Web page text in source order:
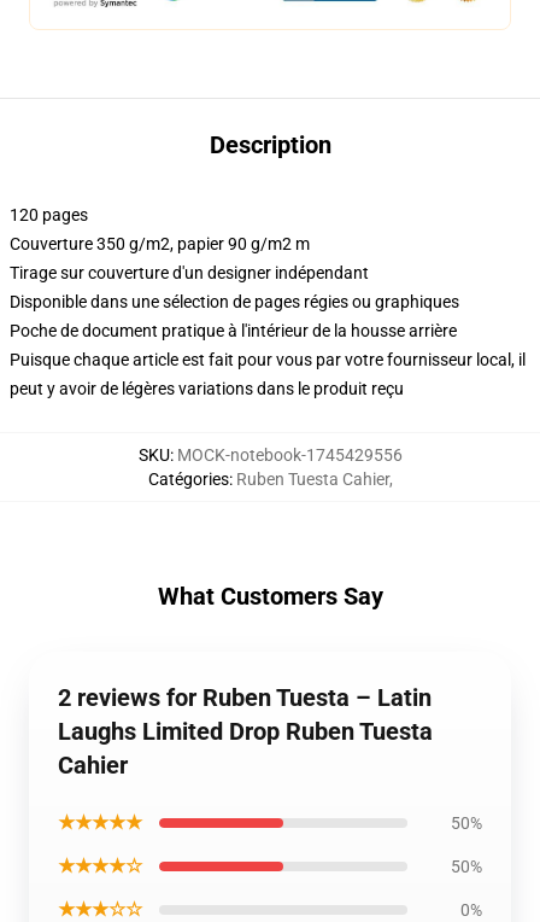
Description
120 pages
Couverture 350 g/m2, papier 90 g/m2 m
Tirage sur couverture d'un designer indépendant
Disponible dans une sélection de pages régies ou graphiques
Poche de document pratique à l'intérieur de la housse arrière
Puisque chaque article est fait pour vous par votre fournisseur local, il
peut y avoir de légères variations dans le produit reçu
SKU: MOCK-notebook-1745429556
Catégories: Ruben Tuesta Cahier,
What Customers Say
2 reviews for Ruben Tuesta – Latin
Laughs Limited Drop Ruben Tuesta
Cahier
★★★★★ 50%
★★★★☆ 50%
★★★☆☆ 0%